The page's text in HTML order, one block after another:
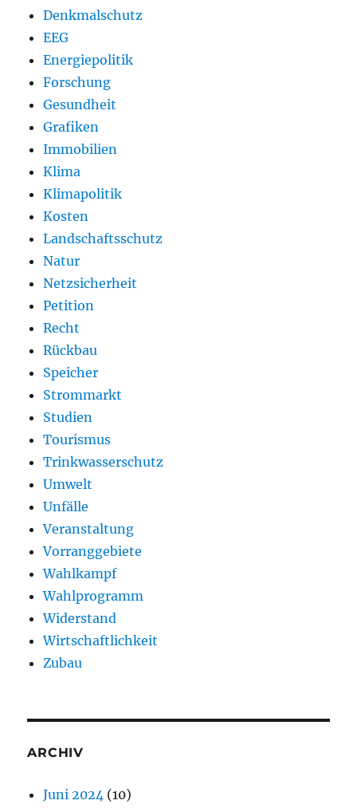
Denkmalschutz
EEG
Energiepolitik
Forschung
Gesundheit
Grafiken
Immobilien
Klima
Klimapolitik
Kosten
Landschaftsschutz
Natur
Netzsicherheit
Petition
Recht
Rückbau
Speicher
Strommarkt
Studien
Tourismus
Trinkwasserschutz
Umwelt
Unfälle
Veranstaltung
Vorranggebiete
Wahlkampf
Wahlprogramm
Widerstand
Wirtschaftlichkeit
Zubau
ARCHIV
Juni 2024 (10)